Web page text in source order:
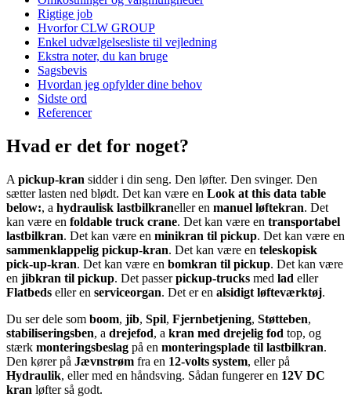
Rigtige job
Hvorfor CLW GROUP
Enkel udvælgelsesliste til vejledning
Ekstra noter, du kan bruge
Sagsbevis
Hvordan jeg opfylder dine behov
Sidste ord
Referencer
Hvad er det for noget?
A pickup-kran sidder i din seng. Den løfter. Den svinger. Den
sætter lasten ned blødt. Det kan være en Look at this data table
below:, a hydraulisk lastbilkraneller en manuel løftekran. Det
kan være en foldable truck crane. Det kan være en transportabel
lastbilkran. Det kan være en minikran til pickup. Det kan være en
sammenklappelig pickup-kran. Det kan være en teleskopisk
pick-up-kran. Det kan være en bomkran til pickup. Det kan være
en jibkran til pickup. Det passerpickup-trucks med lad eller
Flatbeds eller en serviceorgan. Det er en alsidigt løfteværktøj.
Du ser dele som boom, jib, Spil, Fjernbetjening, Støtteben,
stabiliseringsben, a drejefod, a kran med drejelig fod top, og
stærk monteringsbeslag på en monteringsplade til lastbilkran.
Den kører på Jævnstrøm fra en 12-volts system, eller på
Hydraulik, eller med en håndsving. Sådan fungerer en 12V DC
kran løfter så godt.